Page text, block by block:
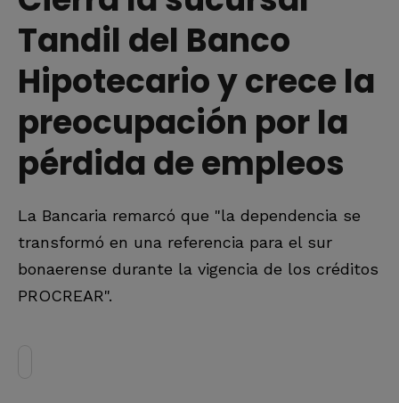
Tandil del Banco
Hipotecario y crece la
preocupación por la
pérdida de empleos
La Bancaria remarcó que "la dependencia se
transformó en una referencia para el sur
bonaerense durante la vigencia de los créditos
PROCREAR".